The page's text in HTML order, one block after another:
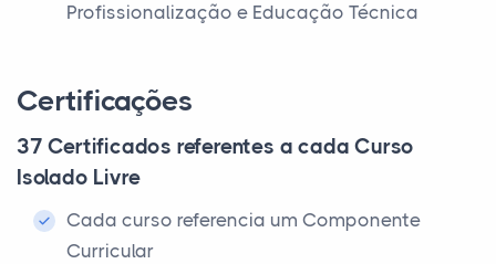
Profissionalização e Educação Técnica
Certificações
37 Certificados referentes a cada Curso
Isolado Livre
Cada curso referencia um Componente
Curricular